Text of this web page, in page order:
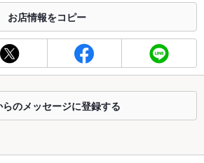
ター8席/6名様個室あり)
名様のお座敷個室
お店情報をコピー
らのメッセージに登録する